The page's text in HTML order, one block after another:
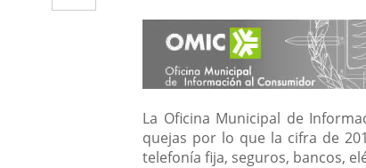
aplicaciónDescripción
La Oficina Municipal de
quejas por lo que la cifra de
telefonía fija, seguros, bancos,